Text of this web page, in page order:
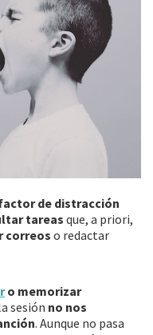
de distracción
tareasque, a priori,
correos o redactar
o memorizar
sesión no nos
. Aunque no pasa